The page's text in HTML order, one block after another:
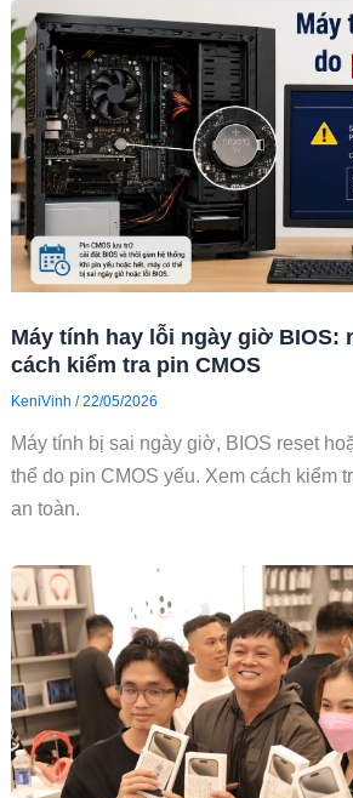
Máy tính hay lỗi ngày giờ BIOS:
cách kiểm tra pin CMOS
KeniVinh /22/05/2026
Máy tính bị sai ngày giờ, BIOS reset
thể do pin CMOS yếu. Xem cách kiểm
an toàn.